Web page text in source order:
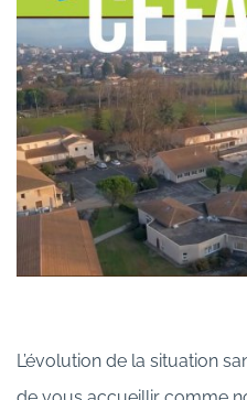
L’évolution de la situation